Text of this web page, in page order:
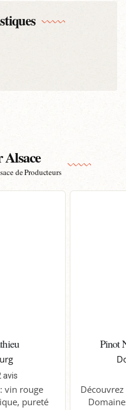
de Producteurs
avis
vin rouge
pureté
Pinot